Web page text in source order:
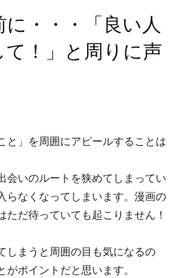
・・・「良い人
！」と周りに声
と」を周囲にアピールすることは
会いのルートを狭めてしまってい
らなくなってしまいます。漫画の
ただ待っていても起こりません！
しまうと周囲の目も気になるの
ポイントだと思います。